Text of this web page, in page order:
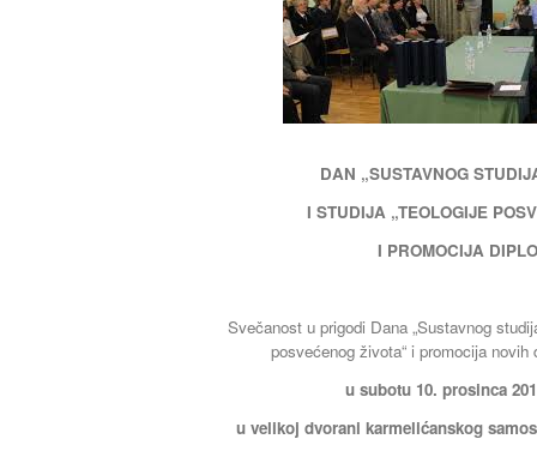
DAN „SUSTAVNOG
I STUDIJA „TEOLOGIJE
I PROMOCIJA
Svečanost u prigodi Dana „Sustavnog
posvećenog života“ i promocija
u subotu 10. prosinca
u velikoj dvorani karmelićanskog